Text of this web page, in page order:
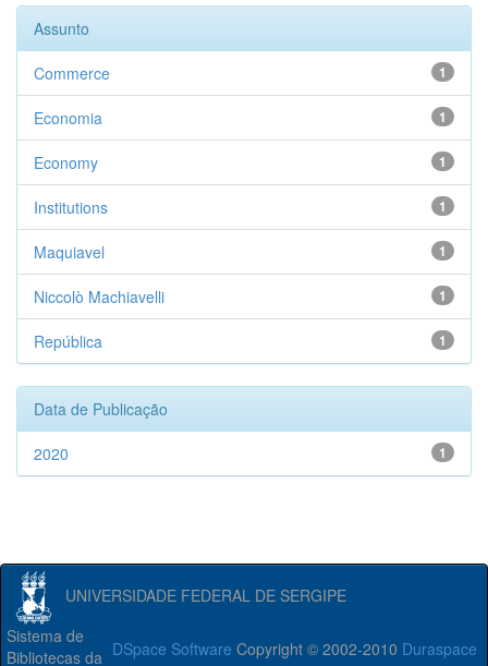
Assunto
1
Commerce
1
Economia
1
Economy
1
Institutions
1
Maquiavel
1
Niccolò Machiavelli
1
República
Data de Publicação
1
2020
UNIVERSIDADE FEDERAL DE SERGIPE
DSpace Software Copyright © 2002-2010 Duraspace
Sistema de
Bibliotecas da